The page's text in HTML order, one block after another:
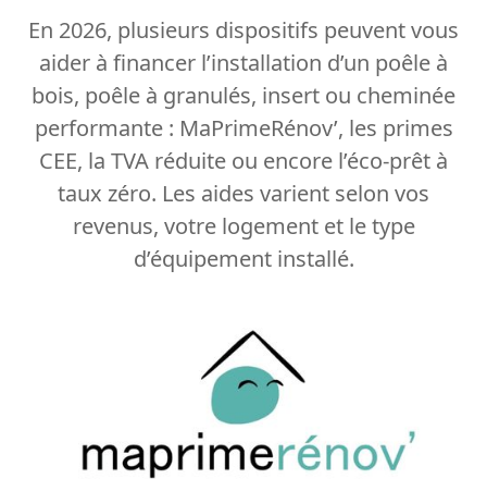
En 2026, plusieurs dispositifs peuvent vous
aider à financer l’installation d’un poêle à
bois, poêle à granulés, insert ou cheminée
performante : MaPrimeRénov’, les primes
CEE, la TVA réduite ou encore l’éco-prêt à
taux zéro. Les aides varient selon vos
revenus, votre logement et le type
d’équipement installé.